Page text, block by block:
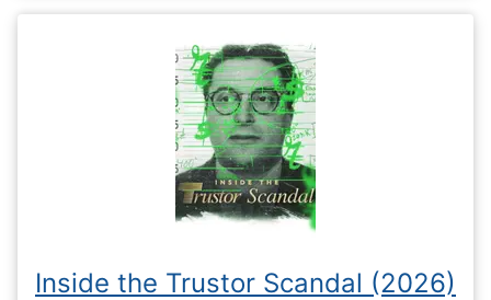
Inside the Trustor Scandal (2026)